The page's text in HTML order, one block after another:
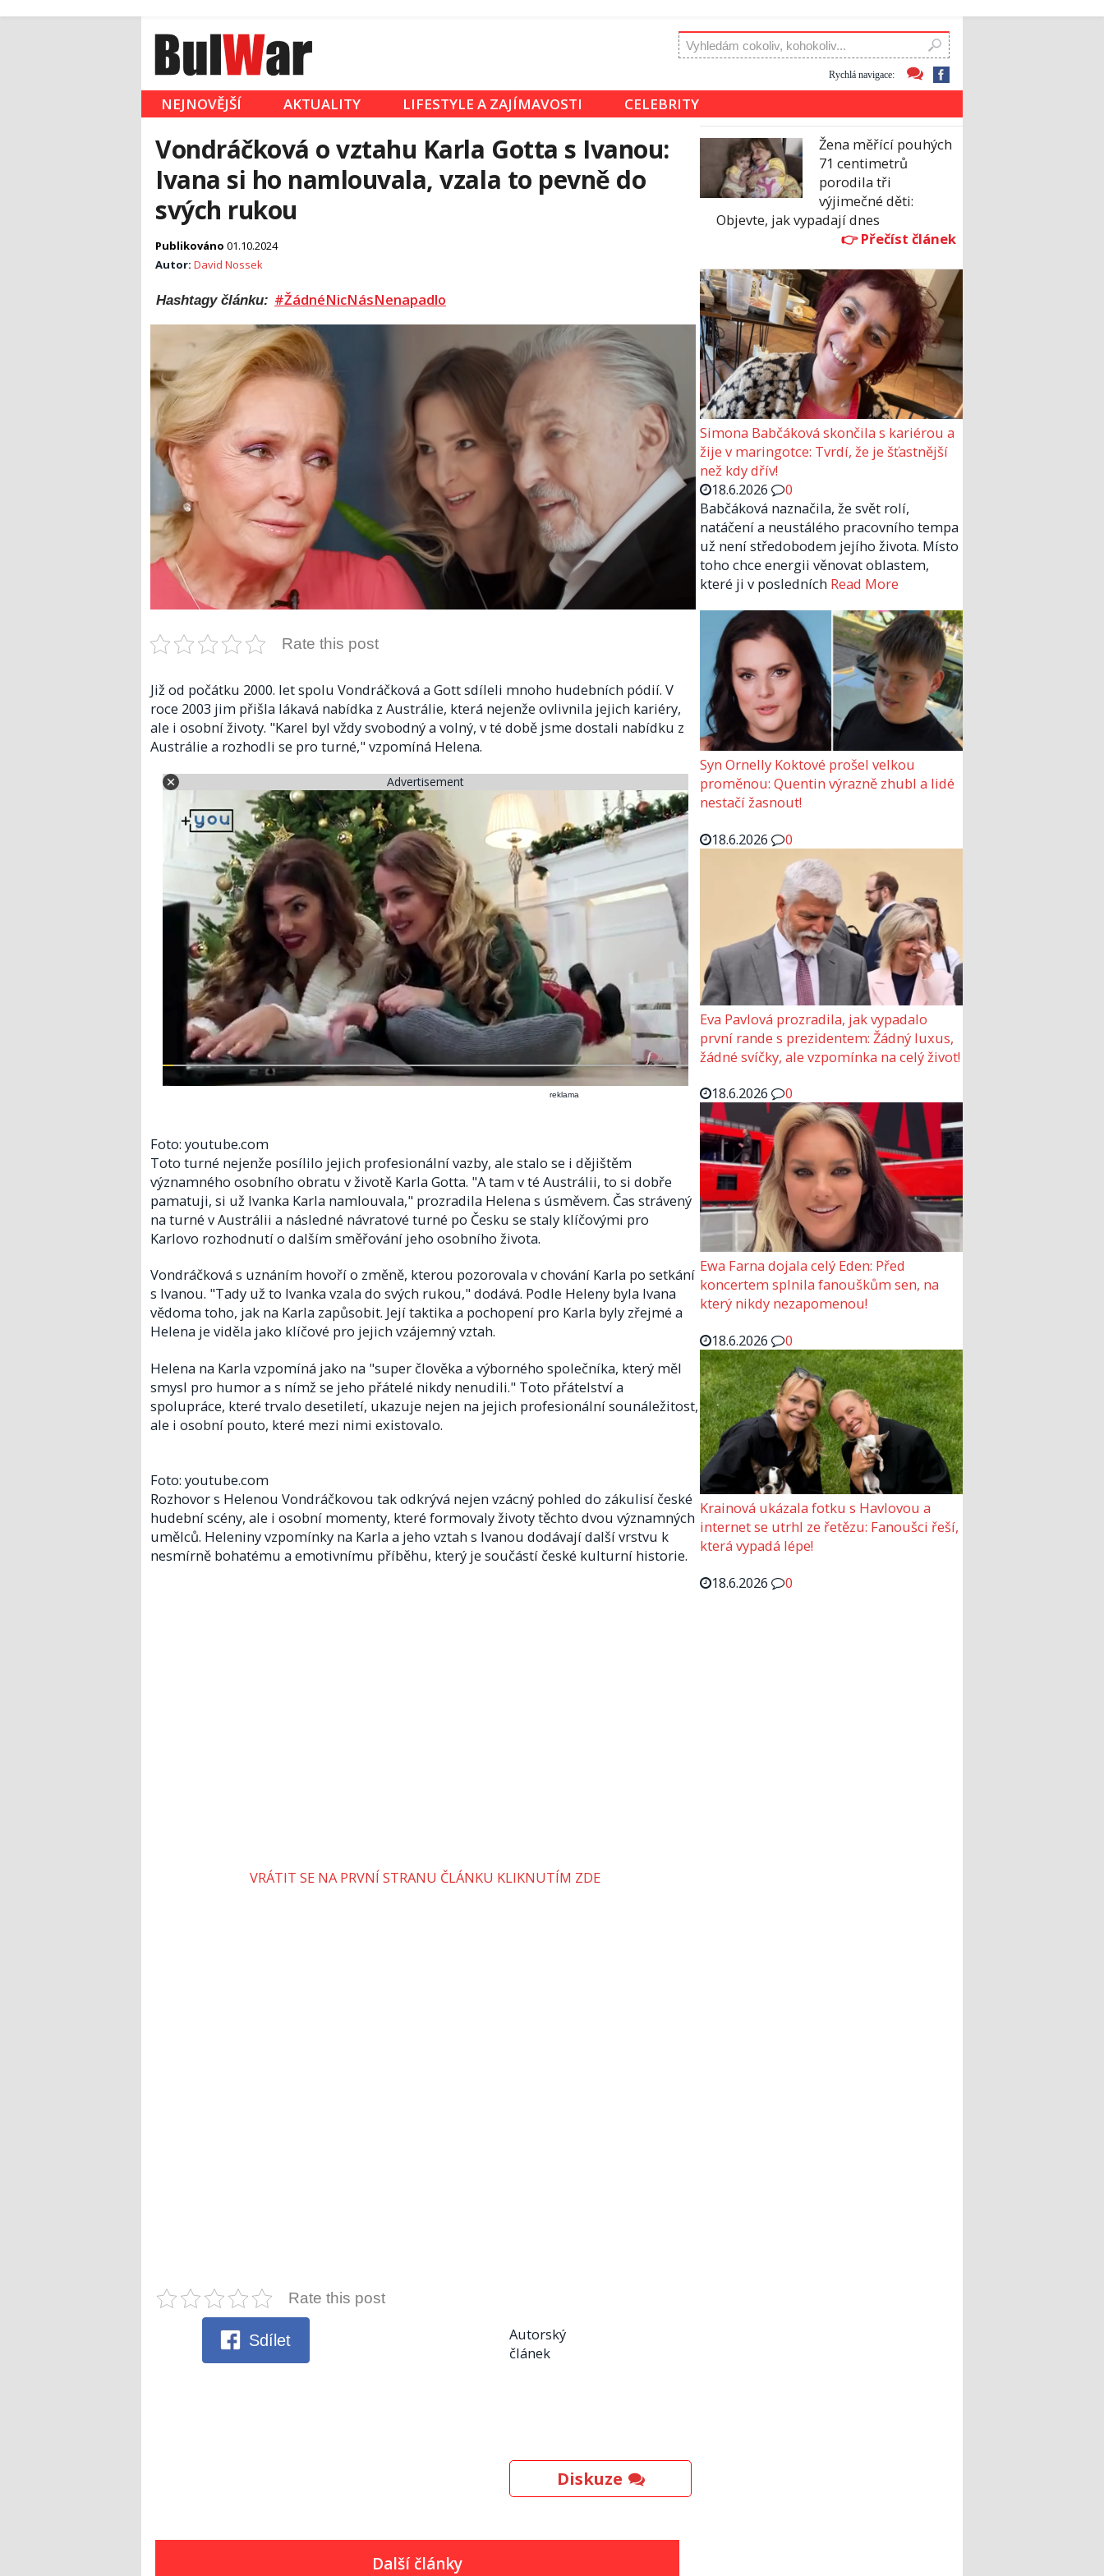
Rychlá navigace:
NEJNOVĚJŠÍ AKTUALITY LIFESTYLE A ZAJÍMAVOSTI CELEBRITY
Vondráčková o vztahu Karla Gotta s Ivanou:
Ivana si ho namlouvala, vzala to pevně do
svých rukou
Publikováno 01.10.2024
Autor: David Nossek
Hashtagy článku: #ŽádnéNicNásNenapadlo
Rate this post
Již od počátku 2000. let spolu Vondráčková a Gott sdíleli mnoho hudebních pódií. V
roce 2003 jim přišla lákavá nabídka z Austrálie, která nejenže ovlivnila jejich kariéry,
ale i osobní životy. "Karel byl vždy svobodný a volný, v té době jsme dostali nabídku z
Austrálie a rozhodli se pro turné," vzpomíná Helena.
Advertisement
reklama
Foto: youtube.com
Toto turné nejenže posílilo jejich profesionální vazby, ale stalo se i dějištěm
významného osobního obratu v životě Karla Gotta. "A tam v té Austrálii, to si dobře
pamatuji, si už Ivanka Karla namlouvala," prozradila Helena s úsměvem. Čas strávený
na turné v Austrálii a následné návratové turné po Česku se staly klíčovými pro
Karlovo rozhodnutí o dalším směřování jeho osobního života.
Vondráčková s uznáním hovoří o změně, kterou pozorovala v chování Karla po setkání
s Ivanou. "Tady už to Ivanka vzala do svých rukou," dodává. Podle Heleny byla Ivana
vědoma toho, jak na Karla zapůsobit. Její taktika a pochopení pro Karla byly zřejmé a
Helena je viděla jako klíčové pro jejich vzájemný vztah.
Helena na Karla vzpomíná jako na "super člověka a výborného společníka, který měl
smysl pro humor a s nímž se jeho přátelé nikdy nenudili." Toto přátelství a
spolupráce, které trvalo desetiletí, ukazuje nejen na jejich profesionální sounáležitost,
ale i osobní pouto, které mezi nimi existovalo.
Foto: youtube.com
Rozhovor s Helenou Vondráčkovou tak odkrývá nejen vzácný pohled do zákulisí české
hudební scény, ale i osobní momenty, které formovaly životy těchto dvou významných
umělců. Heleniny vzpomínky na Karla a jeho vztah s Ivanou dodávají další vrstvu k
nesmírně bohatému a emotivnímu příběhu, který je součástí české kulturní historie.
VRÁTIT SE NA PRVNÍ STRANU ČLÁNKU KLIKNUTÍM ZDE
Rate this post
Sdílet
Autorský
článek
Diskuze
Další články
Žena měřící pouhých
71 centimetrů
porodila tři
výjimečné děti:
Objevte, jak vypadají dnes
Simona Babčáková skončila s kariérou a
žije v maringotce: Tvrdí, že je šťastnější
než kdy dřív!
18.6.2026
0
Babčáková naznačila, že svět rolí,
natáčení a neustálého pracovního tempa
už není středobodem jejího života. Místo
toho chce energii věnovat oblastem,
které ji v posledních Read More
Syn Ornelly Koktové prošel velkou
proměnou: Quentin výrazně zhubl a lidé
nestačí žasnout!
18.6.2026
0
Eva Pavlová prozradila, jak vypadalo
první rande s prezidentem: Žádný luxus,
žádné svíčky, ale vzpomínka na celý život!
18.6.2026
0
Ewa Farna dojala celý Eden: Před
koncertem splnila fanouškům sen, na
který nikdy nezapomenou!
18.6.2026
0
Krainová ukázala fotku s Havlovou a
internet se utrhl ze řetězu: Fanoušci řeší,
která vypadá lépe!
18.6.2026
0